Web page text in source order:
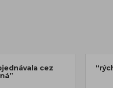
cez